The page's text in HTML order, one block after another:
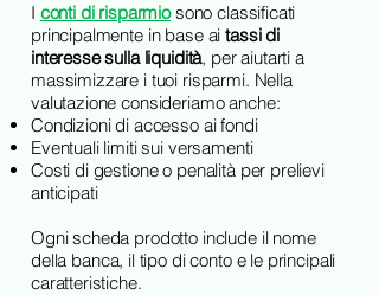
I conti di risparmiosono classificati
principalmente in base aitassi di
interesse sulla liquidità, per aiutarti a
massimizzare i tuoi risparmi. Nella
valutazione consideriamo anche:
Condizioni di accesso ai fondi
Eventuali limiti sui versamenti
Costi di gestione o penalità per prelievi
anticipati
Ogni scheda prodotto include il nome
della banca, il tipo di conto e le principali
caratteristiche.